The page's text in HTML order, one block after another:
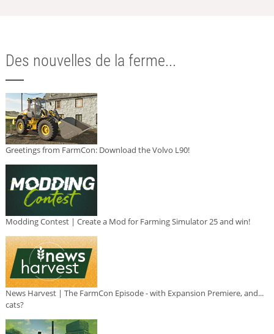
Des nouvelles de la ferme...
Greetings from FarmCon: Download the Volvo L90!
Modding Contest | Create a Mod for Farming Simulator 25 and win!
News Harvest | The FarmCon Episode - with Expansion Premiere, and...
cats?